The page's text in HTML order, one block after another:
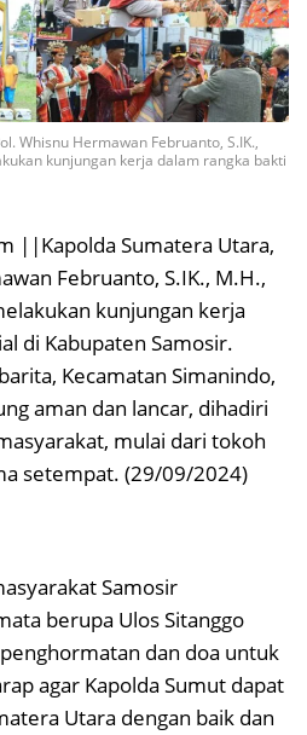
Whisnu Hermawan Februanto, S.IK.,
kunjungan kerja dalam rangka bakti
||Kapolda Sumatera Utara,
Februanto, S.IK., M.H.,
kunjungan kerja
di Kabupaten Samosir.
Kecamatan Simanindo,
aman dan lancar, dihadiri
mulai dari tokoh
setempat. (29/09/2024)
Samosir
berupa Ulos Sitanggo
dan doa untuk
agar Kapolda Sumut dapat
Utara dengan baik dan